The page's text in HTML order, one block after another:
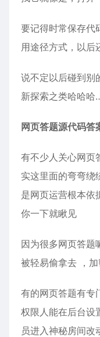
要记得时常保存
用途径方式，以后
说不定以后碰到别
新探索之类哈哈
网页答题源代码答
有不少人关心网页
实这里面的弯弯绕
是网页运营根本依
你一下就瞅见
因为很多网页答题
被轻易偷拿去 ，
有的网页答题有专
权限人能在后台设
员进入神秘房间改